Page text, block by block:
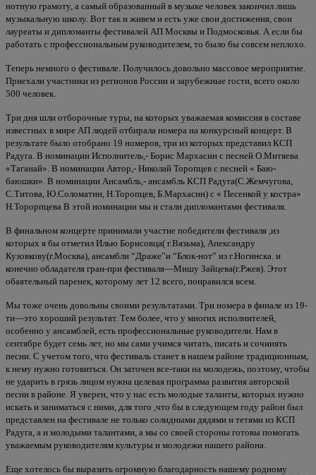
нотную грамоту, а самый образованный в музыке человек закончил лишь
музыкальную школу. Вот так и живем и есть уже свои достижения, свои
лауреаты и дипломанты фестивалей АП Москвы и Подмосковья. А если бы
работать с профессиональным руководителем, то было бы совсем неплохо.
Теперь немного о фестивале. Получилось довольно массовое мероприятие.
Приехали участники из регионов России и зарубежные гости, всего около
500 человек.
Три дня шли отборочные туры, на которых уважаемая комиссия в составе
известных в мире АП людей отбирала номера на конкурсный концерт. В
результате было отобрано 19 номеров, три из которых представил КСП
Радуга. В номинации Исполнитель,- Борис Мархасин с песней О.Митяева
«Таганай». В номинации Автор,- Николай Торопцев с песней « Баю-
баюшки». В номинации Ансамбль,- ансамбль КСП Радуга(С.Жемчугова,
С.Титова, Ю.Соломатин, Н.Торопцев, Б.Мархасин) с « Песенкой у костра»
Н.Торорпцева В этой номинации мы и стали дипломантами фестиваля.
В финальном концерте принимали участие победители фестиваля ,из
которых я бы отметил Илью Борисовца( г.Вязьма), Апександру
Кузовкову(г.Москва), ансамбли “Драже”и “Блок-нот” из г.Ногинска. и
конечно обладателя гран-при фестиваля—Мишу Зайцева(г.Ржев). Этот
обаятельный паренек, которому лет 12 всего, понравился всем.
Мы тоже очень довольны своими результатами. Три номера в финале из 19-
ти—это хороший результат. Тем более, что у многих исполнителей,
особенно у ансамблей, есть профессиональные руководители. Нам в
сентябре будет семь лет, но мы сами учимся читать, писать и сочинять
песни. С учетом того, что фестиваль станет в нашем районе традиционным,
к нему нужно готовиться. Он заточен все-таки на молодежь, поэтому, чтобы
не ударить в грязь лицом нужна целевая программа развития авторской
песни в районе. Я уверен, что у нас есть молодые таланты, которых нужно
искать и заниматься с ними, для того ,что бы в следующем году район был
представлен на фестивале не только солидными дядями и тетями из КСП
Радуга, а и молодыми талантами, а мы со своей стороны готовы помогать
уважаемым руководителям культуры и молодежи нашего района.
Еще хотелось бы выразить огромную благодарность нашему родному